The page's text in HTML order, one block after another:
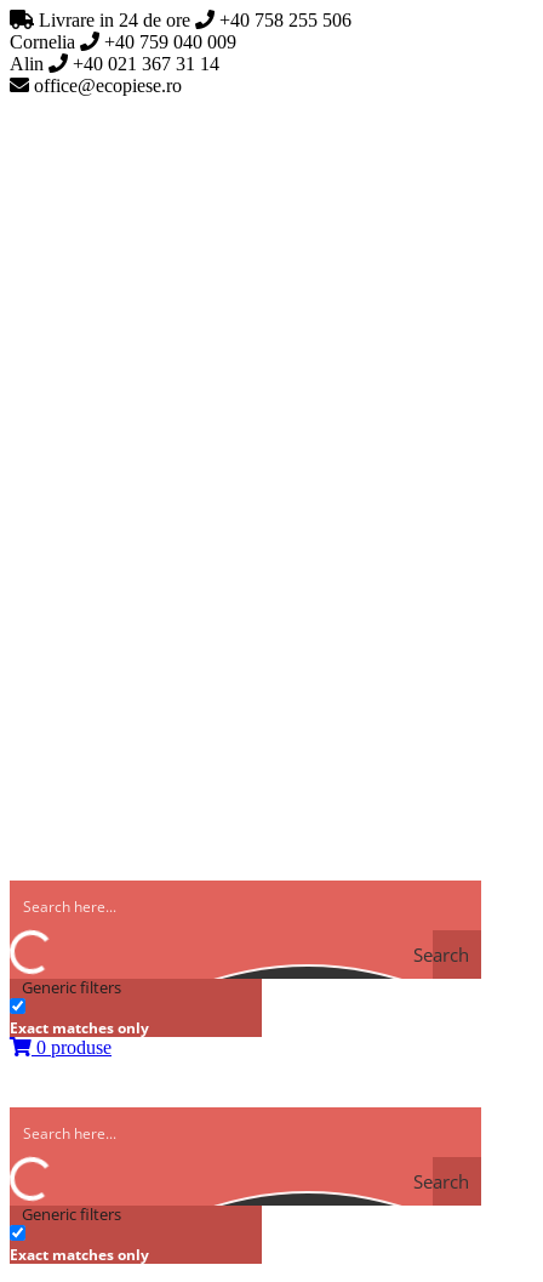
Livrare in 24 de ore
+40 758 255 506
Cornelia
+40 759 040 009
Alin
+40 021 367 31 14
office@ecopiese.ro
Search
Generic filters
Exact matches only
0 produse
Search
Generic filters
Exact matches only